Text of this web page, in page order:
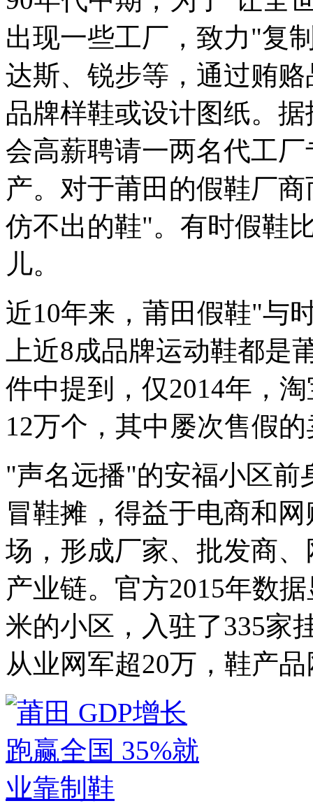
出现一些工厂，致力"复
达斯、锐步等，通过贿
品牌样鞋或设计图纸。
会高薪聘请一两名代工
产。对于莆田的假鞋厂
仿不出的鞋"。有时假鞋
儿。
近10年来，莆田假鞋"与
上近8成品牌运动鞋都
件中提到，仅2014年，
12万个，其中屡次售假
"声名远播"的安福小区前
冒鞋摊，得益于电商和
场，形成厂家、批发商
产业链。官方2015年数
米的小区，入驻了335家
从业网军超20万，鞋产